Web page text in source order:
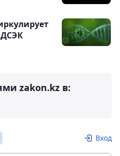
zakon.kz в:
Вход